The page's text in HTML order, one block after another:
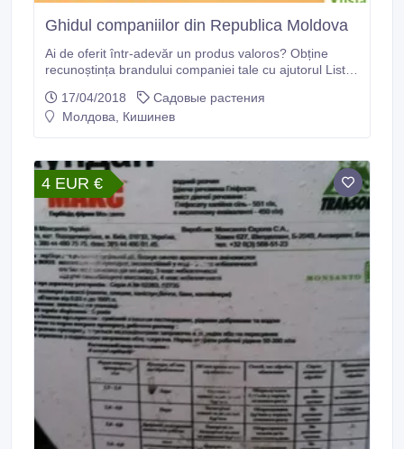
Ghidul companiilor din Republica Moldova
Ai de oferit într-adevăr un produs valoros? Obține
recunoștința brandului companiei tale cu ajutorul Listei.
îmbunătațește relațiile cu clienții adunând de la aceștia
recenzii. Crește vânzările prin cea mai simplă metodă
17/04/2018
Садовые растения
Молдова, Кишинев
4 EUR €